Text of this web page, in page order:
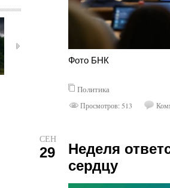
Фото БНК
Политика
Просмотров: 513
СЕН
29
Неделя
сердцу